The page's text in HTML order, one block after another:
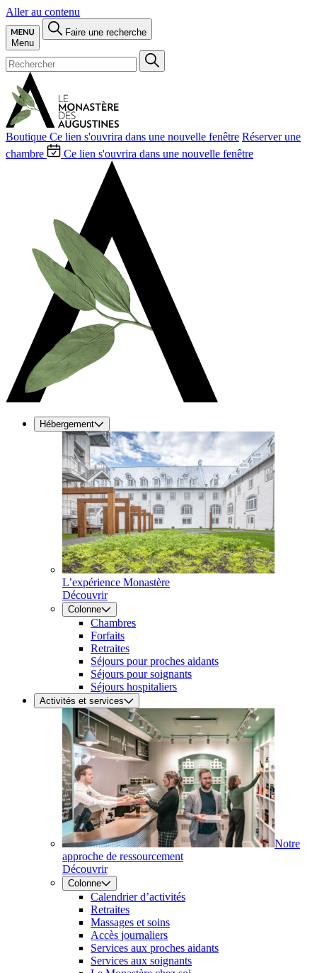
Aller au contenu
Menu
Faire une recherche
Boutique Ce lien s'ouvrira dans une nouvelle fenêtre Réserver une
chambre
Ce lien s'ouvrira dans une nouvelle fenêtre
Hébergement
L’expérience Monastère
Découvrir
Colonne
Chambres
Forfaits
Retraites
Séjours pour proches aidants
Séjours pour soignants
Séjours hospitaliers
Activités et services
Notre
approche de ressourcement
Découvrir
Colonne
Calendrier d’activités
Retraites
Massages et soins
Accès journaliers
Services aux proches aidants
Services aux soignants